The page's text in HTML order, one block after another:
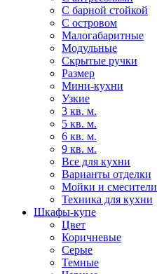
С барной стойкой
С островом
Малогабаритные
Модульные
Скрытые ручки
Размер
Мини-кухни
Узкие
3 кв. м.
5 кв. м.
6 кв. м.
9 кв. м.
Все для кухни
Варианты отделки
Мойки и смесители
Техника для кухни
Шкафы-купе
Цвет
Коричневые
Серые
Темные